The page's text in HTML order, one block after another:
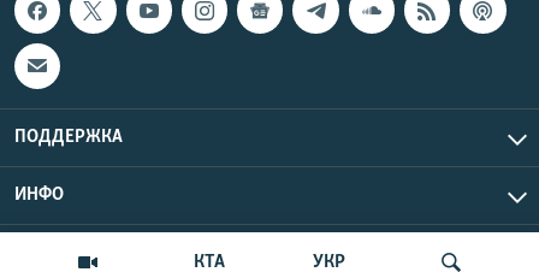
КТА УКР
ПОДДЕРЖКА
ИНФО
Copyright Крым.Реалии, 2026 | Все права защищены.
UTC+3